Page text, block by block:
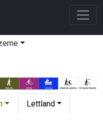
Lettland